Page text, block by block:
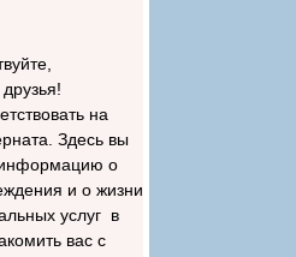
на
Здесь вы
о
и о жизни
услуг в
вас с